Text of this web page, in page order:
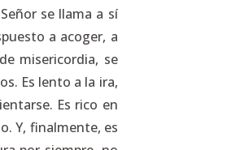
se llama a sí
a acoger, a
misericordia, se
Es lento a la ira,
Es rico en
Y, finalmente, es